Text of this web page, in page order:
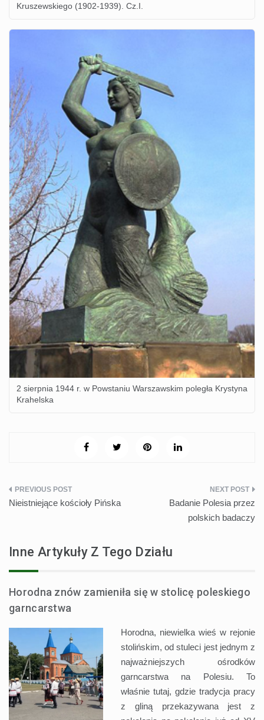
Kruszewskiego (1902-1939). Cz.I.
2 sierpnia 1944 r. w Powstaniu Warszawskim poległa Krystyna
Krahelska
Nawigacja
Nieistniejące kościoły Pińska
Badanie Polesia przez
polskich badaczy
Inne Artykuły Z Tego Działu
Horodna znów zamieniła się w stolicę poleskiego
garncarstwa
Horodna, niewielka wieś w rejonie
stolińskim, od stuleci jest jednym z
najważniejszych ośrodków
garncarstwa na Polesiu. To
właśnie tutaj, gdzie tradycja pracy
z gliną przekazywana jest z